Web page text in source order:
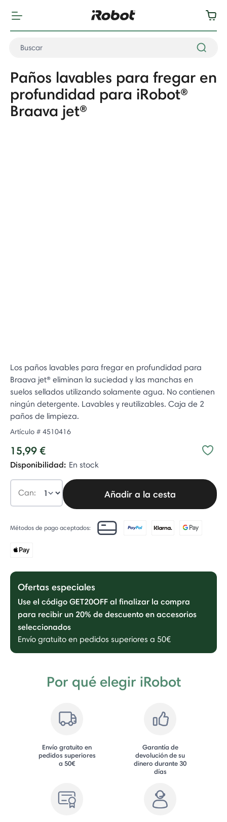
Paños lavables para fregar en
profundidad para iRobot®
Braava jet®
Los paños lavables para fregar en profundidad para
Braava jet® eliminan la suciedad y las manchas en
suelos sellados utilizando solamente agua. No contienen
ningún detergente. Lavables y reutilizables. Caja de 2
paños de limpieza.
Artículo # 4510416
15,99 €
Disponibilidad: En stock
Can: Añadir a la cesta
Métodos de pago aceptados:
Ofertas especiales
Use el código GET20OFF al finalizar la compra
para recibir un 20% de descuento en accesorios
seleccionados
Envío gratuito en pedidos superiores a 50€
Por qué elegir iRobot
Envío gratuito en
pedidos superiores
a 50€
Garantía de
devolución de su
dinero durante 30
días